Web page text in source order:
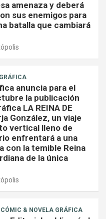
amenaza y deberá
sus enemigos para
batalla que cambiará
anuncia para el
la publicación
LA REINA DE
González, un viaje
vertical lleno de
enfrentará a una
con la temible Reina
de la única
CÓMIC & NOVELA GRÁFICA